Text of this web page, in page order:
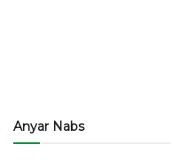
Anyar Nabs